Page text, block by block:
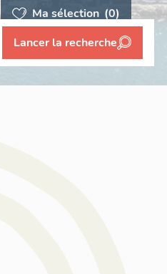
Ma sélection (0)
Lancer la recherche